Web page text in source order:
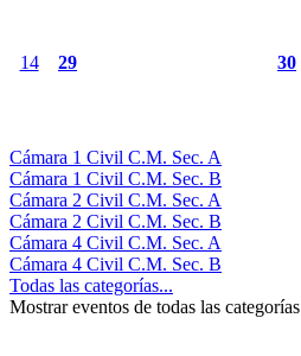
14 29 30
Cámara 1 Civil C.M. Sec. A
Cámara 1 Civil C.M. Sec. B
Cámara 2 Civil C.M. Sec. A
Cámara 2 Civil C.M. Sec. B
Cámara 4 Civil C.M. Sec. A
Cámara 4 Civil C.M. Sec. B
Todas las categorías...
Mostrar eventos de todas las categorías